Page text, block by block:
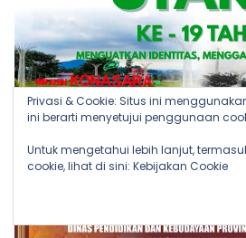
Privasi & Cookie: Situs ini
ini berarti menyetujui penggunaan
Untuk mengetahui lebih lanjut,
cookie, lihat di sini: Kebijakan Cookie